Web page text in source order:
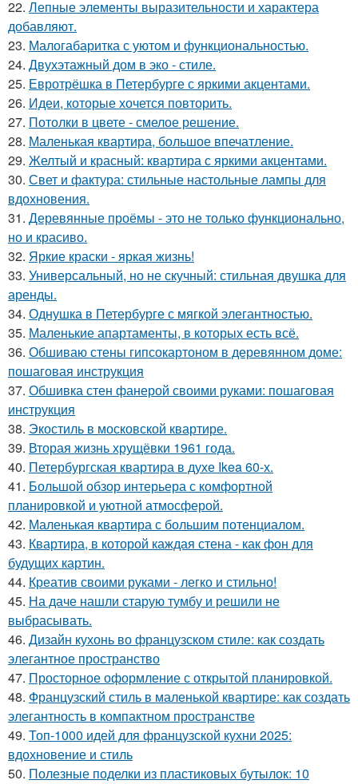
22. Лепные элементы выразительности и характера
добавляют.
23. Малогабаритка с уютом и функциональностью.
24. Двухэтажный дом в эко - стиле.
25. Евротрёшка в Петербурге с яркими акцентами.
26. Идеи, которые хочется повторить.
27. Потолки в цвете - смелое решение.
28. Маленькая квартира, большое впечатление.
29. Желтый и красный: квартира с яркими акцентами.
30. Свет и фактура: стильные настольные лампы для
вдохновения.
31. Деревянные проёмы - это не только функционально,
но и красиво.
32. Яркие краски - яркая жизнь!
33. Универсальный, но не скучный: стильная двушка для
аренды.
34. Однушка в Петербурге с мягкой элегантностью.
35. Маленькие апартаменты, в которых есть всё.
36. Обшиваю стены гипсокартоном в деревянном доме:
пошаговая инструкция
37. Обшивка стен фанерой своими руками: пошаговая
инструкция
38. Экостиль в московской квартире.
39. Вторая жизнь хрущёвки 1961 года.
40. Петербургская квартира в духе Ikea 60-х.
41. Большой обзор интерьера с комфортной
планировкой и уютной атмосферой.
42. Маленькая квартира с большим потенциалом.
43. Квартира, в которой каждая стена - как фон для
будущих картин.
44. Креатив своими руками - легко и стильно!
45. На даче нашли старую тумбу и решили не
выбрасывать.
46. Дизайн кухонь во французском стиле: как создать
элегантное пространство
47. Просторное оформление с открытой планировкой.
48. Французский стиль в маленькой квартире: как создать
элегантность в компактном пространстве
49. Топ-1000 идей для французской кухни 2025:
вдохновение и стиль
50. Полезные поделки из пластиковых бутылок: 10